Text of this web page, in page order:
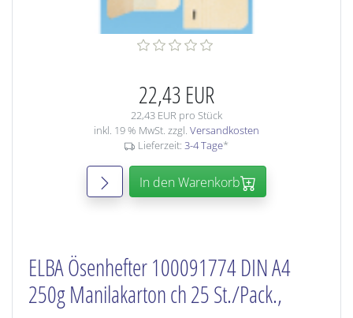
22,43 EUR
22,43 EUR pro Stück
inkl. 19 % MwSt. zzgl. Versandkosten
Lieferzeit: 3-4 Tage*
In den Warenkorb
ELBA Ösenhefter 100091774 DIN A4
250g Manilakarton ch 25 St./Pack.,